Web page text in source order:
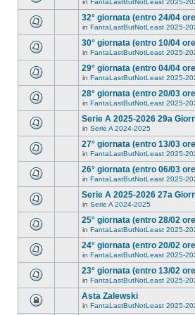
in FantaLastButNotLeast 2025-
32° giornata (entro 24/04
in FantaLastButNotLeast 2025-
30° giornata (entro 10/04
in FantaLastButNotLeast 2025-
29° giornata (entro 04/04
in FantaLastButNotLeast 2025-
28° giornata (entro 20/03
in FantaLastButNotLeast 2025-
Serie A 2025-2026 29a
in Serie A 2024-2025
27° giornata (entro 13/03
in FantaLastButNotLeast 2025-
26° giornata (entro 06/03
in FantaLastButNotLeast 2025-
Serie A 2025-2026 27a
in Serie A 2024-2025
25° giornata (entro 28/02
in FantaLastButNotLeast 2025-
24° giornata (entro 20/02
in FantaLastButNotLeast 2025-
23° giornata (entro 13/02
in FantaLastButNotLeast 2025-
Asta Zalewski
in FantaLastButNotLeast 2025-